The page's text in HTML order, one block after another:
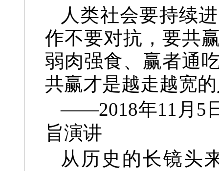
人类社会要持续
作不要对抗，要共
弱肉强食、赢者通
共赢才是越走越宽
——2018年11月5
旨演讲
从历史的长镜头